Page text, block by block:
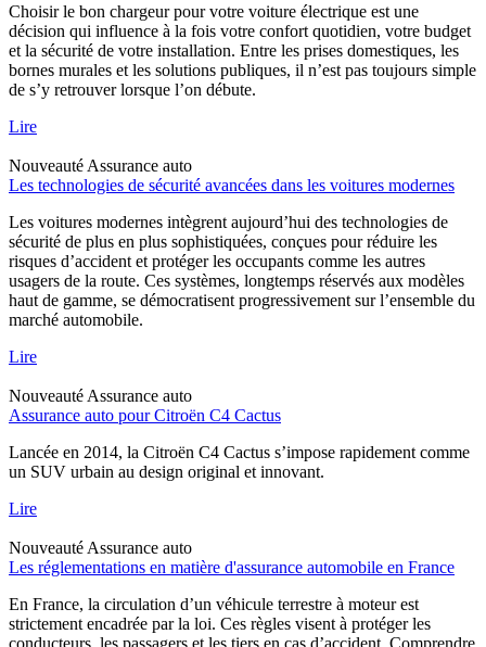
Choisir le bon chargeur pour votre voiture électrique est une
décision qui influence à la fois votre confort quotidien, votre budget
et la sécurité de votre installation. Entre les prises domestiques, les
bornes murales et les solutions publiques, il n’est pas toujours simple
de s’y retrouver lorsque l’on débute.
Lire
Nouveauté Assurance auto
Les technologies de sécurité avancées dans les voitures modernes
Les voitures modernes intègrent aujourd’hui des technologies de
sécurité de plus en plus sophistiquées, conçues pour réduire les
risques d’accident et protéger les occupants comme les autres
usagers de la route. Ces systèmes, longtemps réservés aux modèles
haut de gamme, se démocratisent progressivement sur l’ensemble du
marché automobile.
Lire
Nouveauté Assurance auto
Assurance auto pour Citroën C4 Cactus
Lancée en 2014, la Citroën C4 Cactus s’impose rapidement comme
un SUV urbain au design original et innovant.
Lire
Nouveauté Assurance auto
Les réglementations en matière d'assurance automobile en France
En France, la circulation d’un véhicule terrestre à moteur est
strictement encadrée par la loi. Ces règles visent à protéger les
conducteurs, les passagers et les tiers en cas d’accident. Comprendre